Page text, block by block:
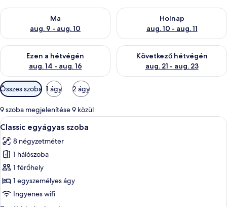
Ma
aug. 9 - aug. 10
A ma esti rendelkezésre állás ellenőrzése: aug. 9 - aug. 10
Holnap
aug. 10 - aug. 11
A holnapi rendelkezésre állás
Ezen a hétvégén
aug. 14 - aug. 16
A mostani hétvégi rendelkezésre állás ellenőrzése: aug. 14 -
Következő hétvégén
aug. 21 - aug. 23
A következő hétvégi
Szobákhoz
rendelkezésre
álló
szűrők
Összes szoba 1 ágy 2 ágy
9 szoba megjelenítése 9 közül
A
következő
szoba
összes
képének
megtekintése:
Classic
Egy szállodai szoba, amelyben van
6
Classic egyágyas szoba
8 négyzetméter
1 hálószoba
1 férőhely
1 egyszemélyes ágy
Ingyenes wifi